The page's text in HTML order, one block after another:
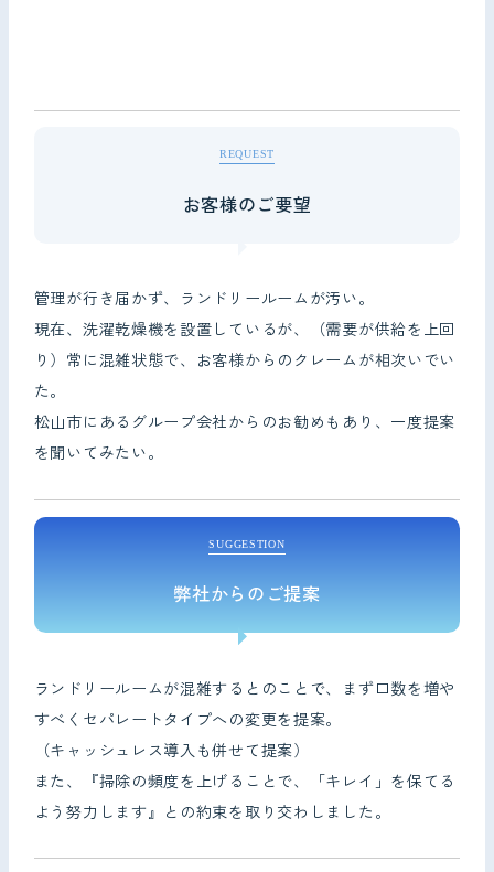
REQUEST
お客様のご要望
管理が行き届かず、ランドリールームが汚い。
現在、洗濯乾燥機を設置しているが、（需要が供給を上回
り）常に混雑状態で、お客様からのクレームが相次いでい
た。
松山市にあるグループ会社からのお勧めもあり、一度提案
を聞いてみたい。
SUGGESTION
弊社からのご提案
ランドリールームが混雑するとのことで、まず口数を増や
すべくセパレートタイプへの変更を提案。
（キャッシュレス導入も併せて提案）
また、『掃除の頻度を上げることで、「キレイ」を保てる
よう努力します』との約束を取り交わしました。